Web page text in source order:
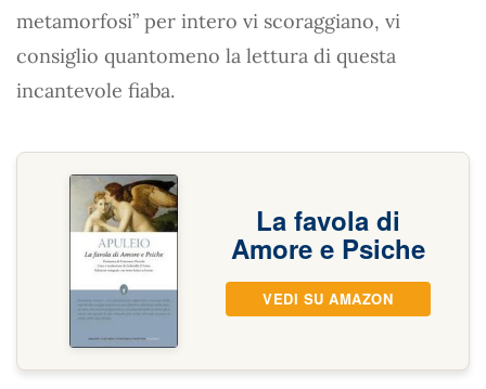
metamorfosi” per intero vi scoraggiano, vi
consiglio quantomeno la lettura di questa
incantevole fiaba.
La favola di
Amore e Psiche
VEDI SU AMAZON